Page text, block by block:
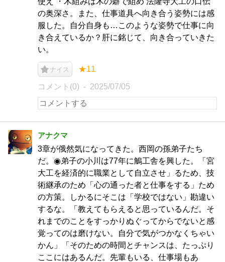
の奥深さ。また、仕事道具へ向き合う姿勢には感
服した。自分自身も…このような姿勢で仕事に向
き合えているか？肝に銘じて、向き合っていきた
い。
ナイス ★11
コメント(0) 2025/07/05
アナクマ
3章が俄然気になってきた。西岡の孫弟子たち
だ。◉弟子の小川は77年に鵤工舎を興した。「宮
大工を経済的に職業として自立させ」るため、技
術継承のため「心の通った者と仕事をする」ため
の方策。しかるにそこは「学校ではない」勘違い
するな。「教えてもらえると思っているんだ。そ
れまでのことをすっかりぬぐってからでないと感
覚ってのは磨けない。自分で気がつかなくちゃい
かん」「そのための時間とチャンスは、たっぷり
ここにはあるんだ。先輩もいる、仕事場もあ